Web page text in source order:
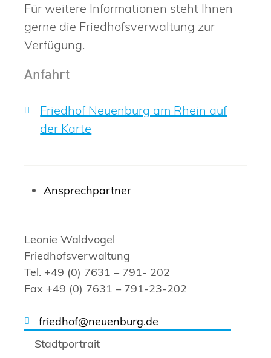
Stadtportrait
Für weitere Informationen steht Ihnen
gerne die Friedhofsverwaltung zur
Verfügung.
Anfahrt
Friedhof Neuenburg am Rhein auf
der Karte
Ansprechpartner
Leonie Waldvogel
Friedhofsverwaltung
Tel. +49 (0) 7631 – 791- 202
Fax +49 (0) 7631 – 791-23-202
friedhof@neuenburg.de